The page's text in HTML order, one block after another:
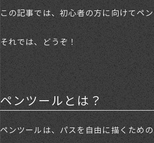
この記事では、初心者の方に向けてペ
それでは、どうぞ！
ペンツールとは？
ペンツールは、パスを自由に描くための